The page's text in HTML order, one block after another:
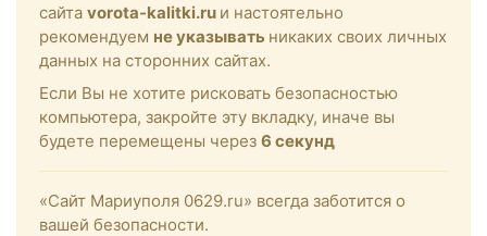
сайта vorota-kalitki.ru и настоятельно
рекомендуем не указывать никаких своих личных
данных на сторонних сайтах.
Если Вы не хотите рисковать безопасностью
компьютера, закройте эту вкладку, иначе вы
будете перемещены через 6 секунд
«Сайт Мариуполя 0629.ru» всегда заботится о
вашей безопасности.